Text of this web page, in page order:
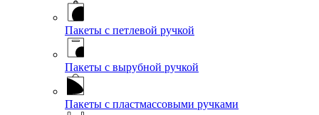
Пакеты с петлевой ручкой
Пакеты с вырубной ручкой
Пакеты с пластмассовыми ручками